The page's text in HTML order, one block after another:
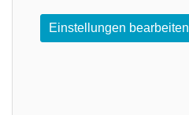
Einstellungen bearbeiten